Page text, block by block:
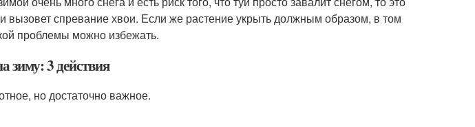
вызовет спревание хвои. Если же растение укрыть должным образом, в том
проблемы можно избежать.
зиму: 3 действия
но достаточно важное.